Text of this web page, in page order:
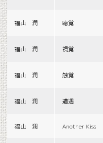
福山 潤 聴覚
福山 潤 視覚
福山 潤 触覚
福山 潤 遭遇
福山 潤 Another Kiss